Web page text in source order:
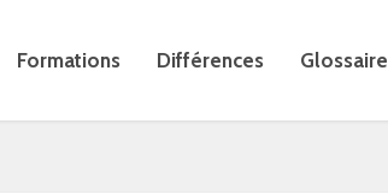
Formations Différences Glossaire